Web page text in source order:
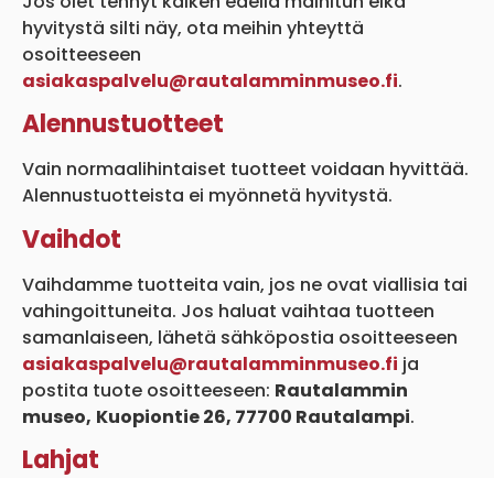
hyvitystä silti näy, ota meihin yhteyttä
osoitteeseen
asiakaspalvelu@rautalamminmuseo.fi.
Alennustuotteet
Vain normaalihintaiset tuotteet voidaan hyvittää.
Alennustuotteista ei myönnetä hyvitystä.
Vaihdot
Vaihdamme tuotteita vain, jos ne ovat viallisia tai
vahingoittuneita. Jos haluat vaihtaa tuotteen
samanlaiseen, lähetä sähköpostia osoitteeseen
asiakaspalvelu@rautalamminmuseo.fi ja
postita tuote osoitteeseen: Rautalammin
museo, Kuopiontie 26, 77700 Rautalampi.
Lahjat